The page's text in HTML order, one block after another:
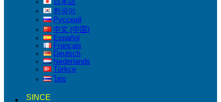
日本語
한국어
Русский
中文 (中国)
Español
Français
Deutsch
Nederlands
Türkçe
ไทย
SINCE